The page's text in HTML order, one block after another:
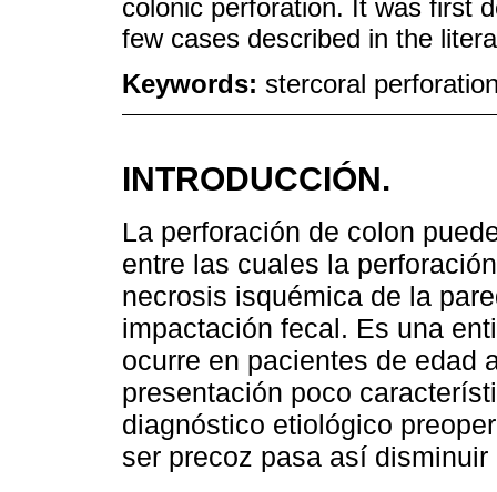
colonic perforation. It was first
few cases described in the
Keywords: stercoral
INTRODUCCIÓN.
La perforación de colon
entre las cuales la
necrosis isquémica de la
impactación fecal. Es una
ocurre en pacientes de edad
presentación poco
diagnóstico etiológico
ser precoz pasa así